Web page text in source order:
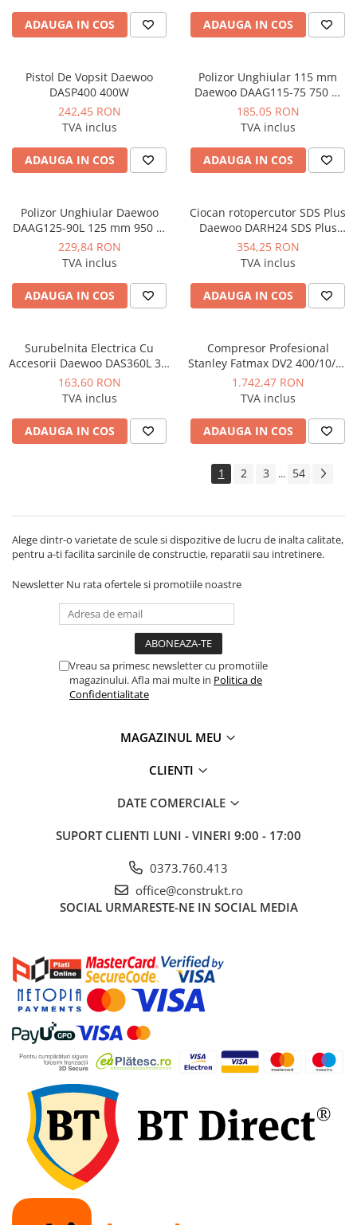
tensiune
Ventile electromagnetice
Automatizare centrala termica
Termostate aplicatii industriale
industriale
Pompe submersibile
Pompe de suprafata
Pompe pentru piscine
Motopompe
Vase de expansiune pentru
hidrofor
Grupuri de pompare apa
Echipamente de filtrare si
Obiecte sanitare
Baterii bucatarie cu filtru
Rezervoare WC incastrate
Rezervoare WC clasice
Mobilier baie
Accesorii bucatarie
Accesorii lavoare
Accesorii cazi si cabine de dus
Articole sanitare
Uscatoare pentru maini
Echipamente pentru irigatii
Kit irigare gazon
Kit irigare gradina
Teava pentru irigatii
Fitinguri pentru irigatii
Robinete
Filtre pentru irigatii
Banda de picurare
ADAUGA IN COS ADAUGA IN COS
Pistol De Vopsit Daewoo
DASP400 400W
242,45 RON
TVA inclus
ADAUGA IN COS
Polizor Unghiular 115 mm
Daewoo DAAG115-75 750 W
11.000 rpm
185,05 RON
TVA inclus
ADAUGA IN COS
Polizor Unghiular Daewoo
DAAG125-90L 125 mm 950 W
12.000 rpm
229,84 RON
TVA inclus
ADAUGA IN COS
Ciocan rotopercutor SDS Plus
Daewoo DARH24 SDS Plus
1050W 24mm
354,25 RON
TVA inclus
ADAUGA IN COS
Surubelnita Electrica Cu
Accesorii Daewoo DAS360L 3.6
V
163,60 RON
TVA inclus
ADAUGA IN COS
Compresor Profesional
Stanley Fatmax DV2 400/10/50
Orizontal 3CP 10 bar 356L/min
1.742,47 RON
TVA inclus
ADAUGA IN COS
1 2 3 ... 54
Alege dintr-o varietate de scule si dispozitive de lucru de inalta calitate,
pentru a-ti facilita sarcinile de constructie, reparatii sau intretinere.
Newsletter Nu rata ofertele si promotiile noastre
Vreau sa primesc newsletter cu promotiile
magazinului. Afla mai multe in Politica de
Confidentialitate
MAGAZINUL MEU
CLIENTI
DATE COMERCIALE
SUPORT CLIENTI LUNI - VINERI 9:00 - 17:00
0373.760.413
office@construkt.ro
SOCIAL URMARESTE-NE IN SOCIAL MEDIA